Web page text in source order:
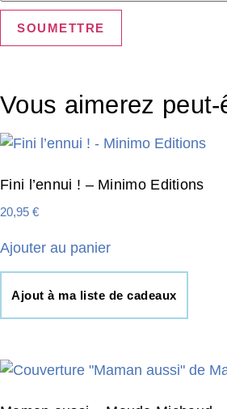
Vous aimerez
Fini l’ennui ! – Minimo Editions
20,95 €
Ajouter au panier
Ajout à ma liste de cadeaux